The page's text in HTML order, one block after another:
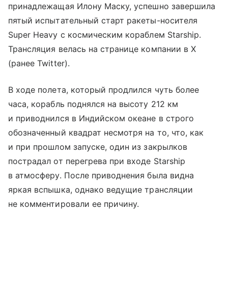
принадлежащая Илону Маску, успешно завершила
пятый испытательный старт ракеты-носителя
Super Heavy с космическим кораблем Starship.
Трансляция велась на странице компании в X
(ранее Twitter).
В ходе полета, который продлился чуть более
часа, корабль поднялся на высоту 212 км
и приводнился в Индийском океане в строго
обозначенный квадрат несмотря на то, что, как
и при прошлом запуске, один из закрылков
пострадал от перегрева при входе Starship
в атмосферу. После приводнения была видна
яркая вспышка, однако ведущие трансляции
не комментировали ее причину.